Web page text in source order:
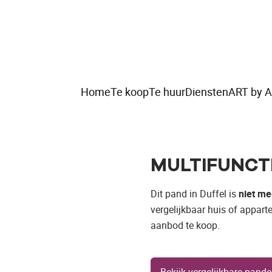
HomeTe koopTe huurDienstenART by
Dit pand in Duffel isniet
vergelijkbaar huis of
aanbod te koop.